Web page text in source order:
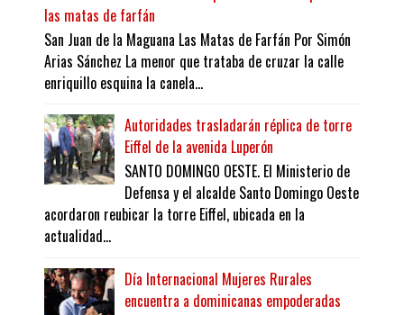
las matas de farfán
San Juan de la Maguana Las Matas de Farfán Por Simón
Arias Sánchez La menor que trataba de cruzar la calle
enriquillo esquina la canela...
Autoridades trasladarán réplica de torre
Eiffel de la avenida Luperón
SANTO DOMINGO OESTE. El Ministerio de
Defensa y el alcalde Santo Domingo Oeste
acordaron reubicar la torre Eiffel, ubicada en la
actualidad...
Día Internacional Mujeres Rurales
encuentra a dominicanas empoderadas